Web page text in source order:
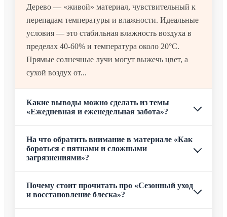
Дерево — «живой» материал, чувствительный к
перепадам температуры и влажности. Идеальные
условия — это стабильная влажность воздуха в
пределах 40-60% и температура около 20°C.
Прямые солнечные лучи могут выжечь цвет, а
сухой воздух от...
Какие выводы можно сделать из темы
«Ежедневная и еженедельная забота»?
На что обратить внимание в материале «Как
бороться с пятнами и сложными
загрязнениями»?
Почему стоит прочитать про «Сезонный уход
и восстановление блеска»?